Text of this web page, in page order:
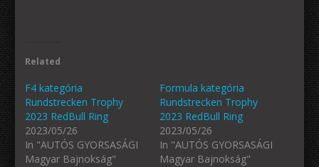
Related
F4 kategória
Rundstrecken Trophy
2023 RedBull Ring
2023/05/26
In "AUTÓS GYORSASÁGI
Magyar Bajnokság"
Formula kategória
Rundstrecken Trophy
2023 RedBull Ring
2023/05/26
In "AUTÓS GYORSASÁGI
Magyar Bajnokság"